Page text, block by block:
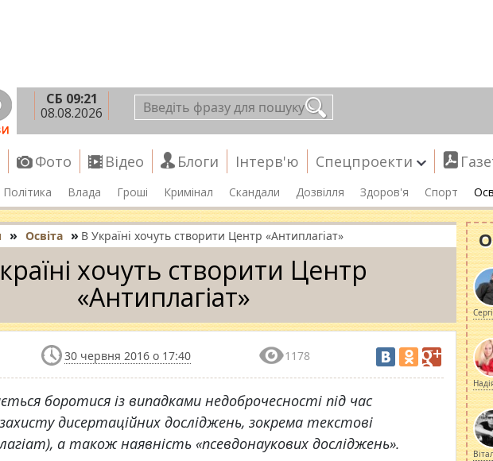
СБ 09:21
08.08.2026
Фото Відео Блоги Інтерв'ю Спецпроекти
Політика Влада Гроші Кримінал Скандали Дозвілля Здоров'я Спорт
» Освіта » В Україні хочуть створити Центр «Антиплагіат»
хочуть створити Центр
«Антиплагіат»
30 червня 2016 о 17:40 1178
боротися із випадками недоброчесності під час
дисертаційних досліджень, зокрема текстові
а також наявність «псевдонаукових досліджень».